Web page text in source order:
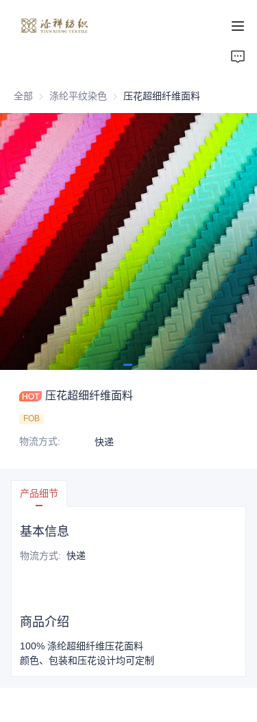
全部 涤纶平纹染色 涤纶平纹染色
压花超细纤维面料
压花超细纤维面料
FOB
物流方式: 快递
产品细节
基本信息
物流方式: 快递
商品介绍
100% 涤纶超细纤维压花面料
颜色、包装和压花设计均可定制
关于我们
产品页